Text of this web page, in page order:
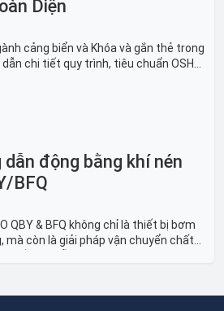
Diện
cảng biển và Khóa và gắn thẻ trong
chi tiết quy trình, tiêu chuẩn OSHA,
trong công nghiệp đóng tàu toàn
động bằng khí nén
BFQ
QBY & BFQ không chỉ là thiết bị bơm
còn là giải pháp vận chuyển chất